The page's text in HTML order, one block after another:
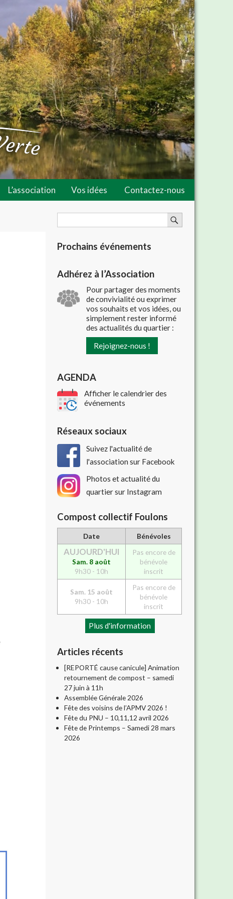
L’association Vos idées Contactez-nous
Prochains événements
Adhérez à l’Association
Pour partager des moments
de convivialité ou exprimer
vos souhaits et vos idées, ou
simplement rester informé
des actualités du quartier :
Rejoignez-nous !
AGENDA
Afficher le calendrier des
événements
Réseaux sociaux
Suivez l'actualité de
l'association sur Facebook
Photos et actualité du
quartier sur Instagram
Compost collectif Foulons
Date Bénévoles
AUJOURD'HUI
Sam. 8 août
9h30 - 10h
Pas encore de
bénévole
inscrit
Sam. 15 août
9h30 - 10h
Pas encore de
bénévole
inscrit
Plus d'information
Articles récents
[REPORTÉ cause canicule] Animation
retournement de compost – samedi
27 juin à 11h
Assemblée Générale 2026
Fête des voisins de l’APMV 2026 !
Fête du PNU – 10,11,12 avril 2026
Fête de Printemps – Samedi 28 mars
2026